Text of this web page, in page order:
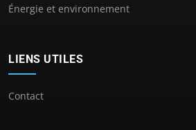
Énergie et environnement
LIENS UTILES
Contact